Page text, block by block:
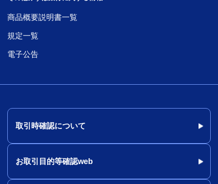
商品概要説明書一覧
規定一覧
電子公告
取引時確認について
お取引目的等確認web